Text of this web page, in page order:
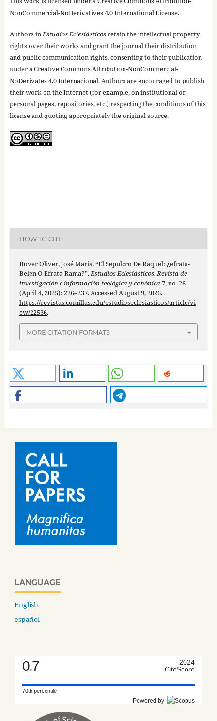
NonCommercial-NoDerivatives 4.0 International License.
Authors inEstudios Eclesiásticosretain the intellectual property
rights over their works and grant the journal their distribution
and public communication rights, consenting to their publication
under aCreative Commons Attribution-NonCommercial-
NoDerivates 4.0 Internacional. Authors are encouraged to publish
their work on the Internet (for example, on institutional or
personal pages, repositories, etc.) respecting the conditions of this
license and quoting appropriately the original source.
HOW TO CITE
Bover Oliver, José María. “El Sepulcro De Raquel: ¿efrata-
Belén O Efrata-Rama?”.Estudios Eclesiásticos. Revista de
investigación e información teológica y canónica7, no. 26
(April 4, 2025): 226–237. Accessed August 9, 2026.
https://revistas.comillas.edu/estudioseclesiasticos/article/vi
ew/22536.
MORE CITATION FORMATS
LANGUAGE
English
español
0.7
2024
CiteScore
70th percentile
Powered by